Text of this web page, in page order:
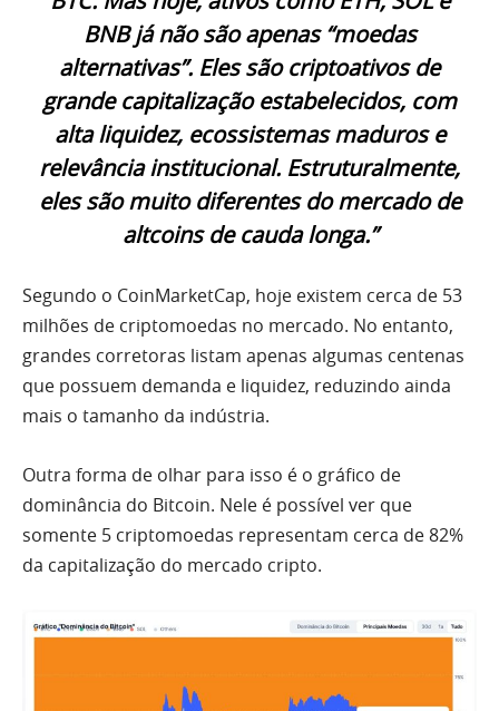
BNB já não são apenas “moedas
alternativas”. Eles são criptoativos de
grande capitalização estabelecidos, com
alta liquidez, ecossistemas maduros e
relevância institucional. Estruturalmente,
eles são muito diferentes do mercado de
altcoins de cauda longa.”
Segundo o CoinMarketCap, hoje existem cerca de 53
milhões de criptomoedas no mercado. No entanto,
grandes corretoras listam apenas algumas centenas
que possuem demanda e liquidez, reduzindo ainda
mais o tamanho da indústria.
Outra forma de olhar para isso é o gráfico de
dominância do Bitcoin. Nele é possível ver que
somente 5 criptomoedas representam cerca de 82%
da capitalização do mercado cripto.